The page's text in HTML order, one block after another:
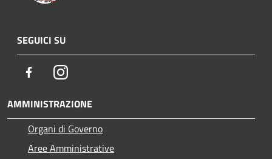
SEGUICI SU
FacebookInstagram
AMMINISTRAZIONE
Organi di Governo
Aree Amministrative